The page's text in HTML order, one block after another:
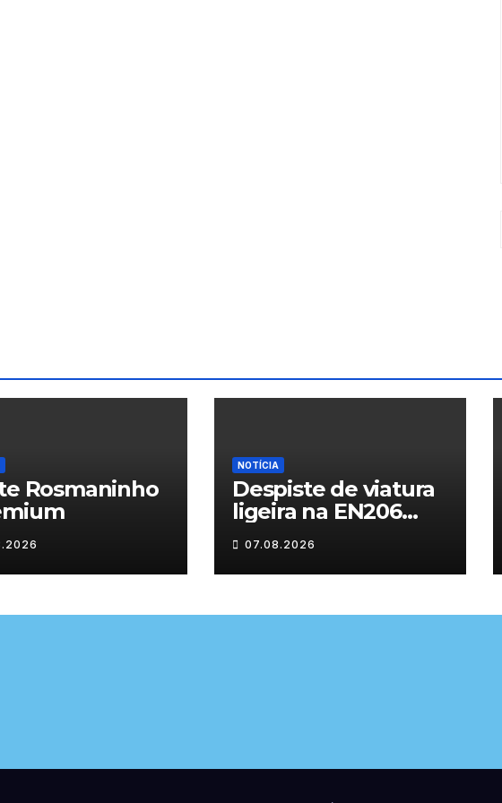
Rosmaninho
NOTÍCIA
Despiste de viatura
ligeira na EN206
junto ao
cruzamento Fornos
do Pinhal
07.08.2026